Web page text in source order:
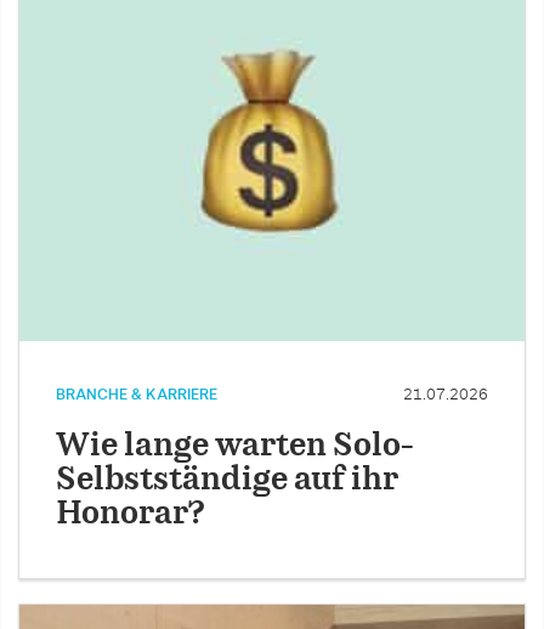
BRANCHE & KARRIERE 21.07.2026
Wie lange warten Solo-
Selbstständige auf ihr
Honorar?